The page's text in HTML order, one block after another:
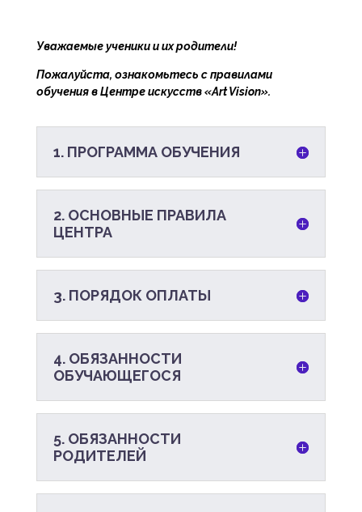
Уважаемые ученики и их родители!
Пожалуйста, ознакомьтесь с правилами
обучения в Центре искусств «Art Vision».
1. ПРОГРАММА ОБУЧЕНИЯ
2. ОСНОВНЫЕ ПРАВИЛА
ЦЕНТРА
3. ПОРЯДОК ОПЛАТЫ
4. ОБЯЗАННОСТИ
ОБУЧАЮЩЕГОСЯ
5. ОБЯЗАННОСТИ
РОДИТЕЛЕЙ